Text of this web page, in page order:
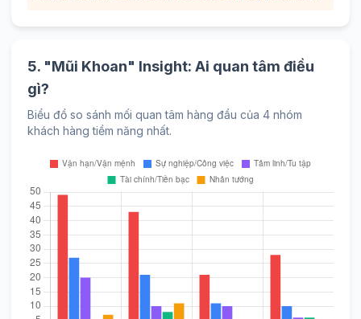
5. "Mũi Khoan" Insight: Ai quan tâm điều
gì?
Biểu đồ so sánh mối quan tâm hàng đầu của 4 nhóm
khách hàng tiềm năng nhất.